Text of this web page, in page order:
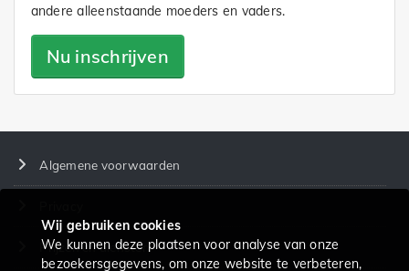
andere alleenstaande moeders en vaders.
Nu inschrijven
Algemene voorwaarden
Prijzen en diensten
Wij gebruiken cookies
We kunnen deze plaatsen voor analyse van onze
bezoekersgegevens, om onze website te verbeteren,